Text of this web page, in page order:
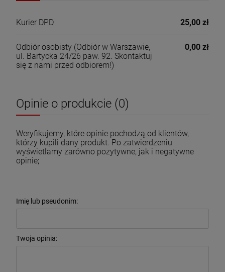
Kurier DPD 25,00 zł
Odbiór osobisty (Odbiór w Warszawie,
ul. Bartycka 24/26 paw. 92. Skontaktuj
się z nami przed odbiorem!)
0,00 zł
Opinie o produkcie (0)
Weryfikujemy, które opinie pochodzą od klientów,
którzy kupili dany produkt. Po zatwierdzeniu
wyświetlamy zarówno pozytywne, jak i negatywne
opinie;
Imię lub pseudonim:
Twoja opinia: